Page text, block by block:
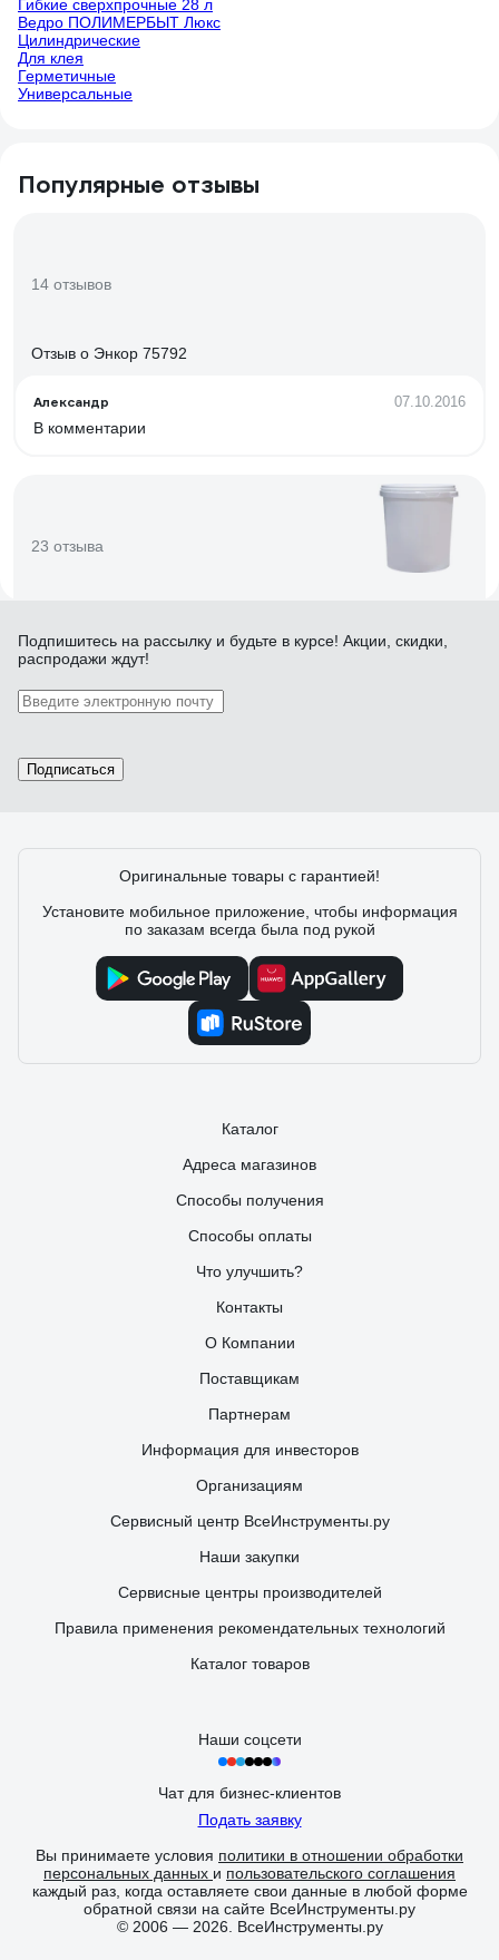
Гибкие сверхпрочные 28 л
Ведро ПОЛИМЕРБЫТ Люкс
Цилиндрические
Для клея
Герметичные
Универсальные
Популярные отзывы
14 отзывов
Отзыв о Энкор 75792
Александр 07.10.2016
В комментарии
23 отзыва
Денис
Ведро как ведро.
Отзыв о Тара.ру 13956
21.06.2024
Подпишитесь на рассылку и будьте в курсе! Акции, скидки,
распродажи ждут!
Подписаться
Оригинальные товары с гарантией!
Установите мобильное приложение, чтобы информация
по заказам всегда была под рукой
Каталог
Адреса магазинов
Способы получения
Способы оплаты
Что улучшить?
Контакты
О Компании
Поставщикам
Партнерам
Информация для инвесторов
Организациям
Сервисный центр ВсеИнструменты.ру
Наши закупки
Сервисные центры производителей
Правила применения рекомендательных технологий
Каталог товаров
Наши соцсети
Чат для бизнес-клиентов
Подать заявку
Вы принимаете условия политики в отношении обработки
персональных данных и пользовательского соглашения
каждый раз, когда оставляете свои данные в любой форме
обратной связи на сайте ВсеИнструменты.ру
© 2006 — 2026. ВсеИнструменты.ру